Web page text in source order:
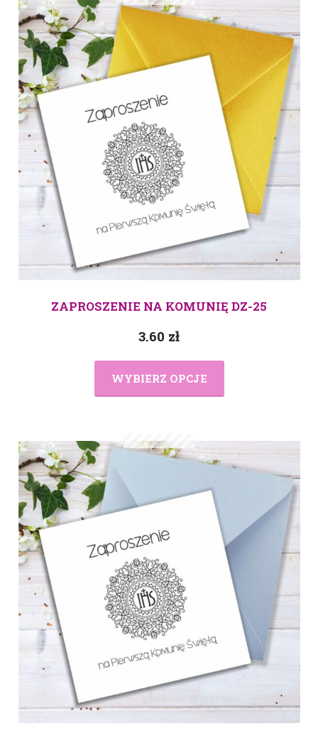
ZAPROSZENIE NA KOMUNIĘ DZ-25
3.60 zł
WYBIERZ OPCJE